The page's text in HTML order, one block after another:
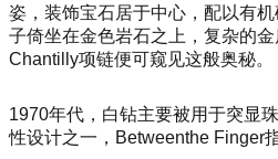
姿，装饰宝石居于中心，配以有
子倚坐在金色岩石之上，复杂的
Chantilly项链便可窥见这般奥秘。
1970年代，白钻主要被用于突显
性设计之一，Betweenthe Finger